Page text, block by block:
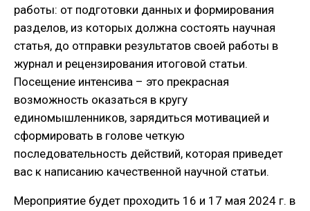
работы: от подготовки данных и формирования
разделов, из которых должна состоять научная
статья, до отправки результатов своей работы в
журнал и рецензирования итоговой статьи.
Посещение интенсива – это прекрасная
возможность оказаться в кругу
единомышленников, зарядиться мотивацией и
сформировать в голове четкую
последовательность действий, которая приведет
вас к написанию качественной научной статьи.
Мероприятие будет проходить 16 и 17 мая 2024 г. в